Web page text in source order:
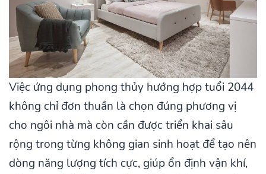
Việc ứng dụng phong thủy hướng hợp tuổi 2044
không chỉ đơn thuần là chọn đúng phương vị
cho ngôi nhà mà còn cần được triển khai sâu
rộng trong từng không gian sinh hoạt để tạo nên
dòng năng lượng tích cực, giúp ổn định vận khí,